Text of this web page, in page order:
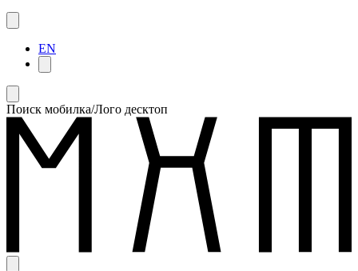
EN
Поиск мобилка/Лого десктоп